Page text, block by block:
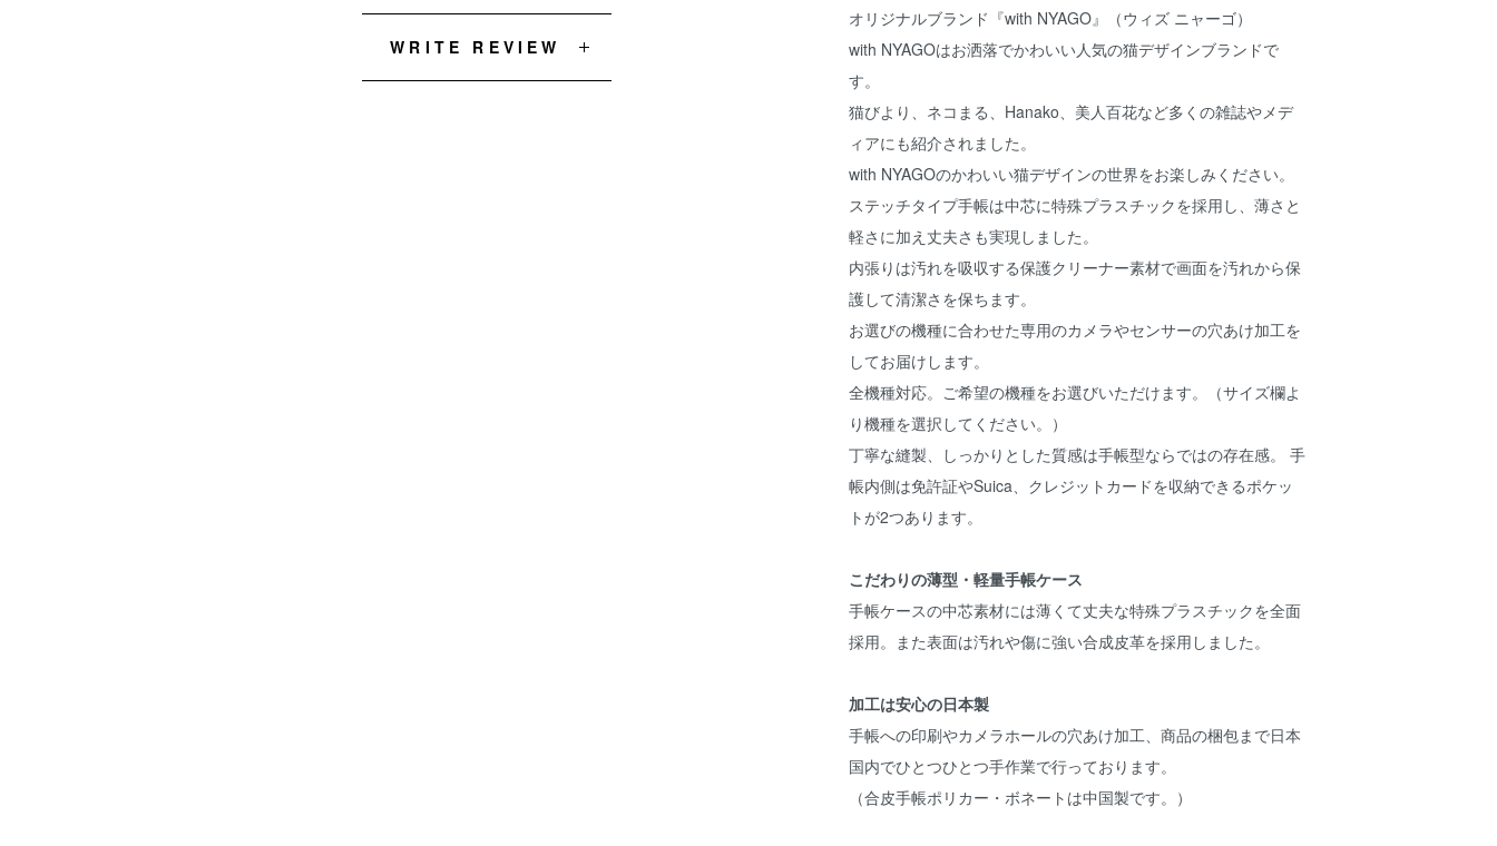
オリジナルブランド『with NYAGO』（ウィズ ニャーゴ）
with NYAGOはお洒落でかわいい人気の猫デザインブランドで
す。
猫びより、ネコまる、Hanako、美人百花など多くの雑誌やメデ
ィアにも紹介されました。
with NYAGOのかわいい猫デザインの世界をお楽しみください。
ステッチタイプ手帳は中芯に特殊プラスチックを採用し、薄さと
軽さに加え丈夫さも実現しました。
内張りは汚れを吸収する保護クリーナー素材で画面を汚れから保
護して清潔さを保ちます。
お選びの機種に合わせた専用のカメラやセンサーの穴あけ加工を
してお届けします。
全機種対応。ご希望の機種をお選びいただけます。（サイズ欄よ
り機種を選択してください。）
丁寧な縫製、しっかりとした質感は手帳型ならではの存在感。 手
帳内側は免許証やSuica、クレジットカードを収納できるポケッ
トが2つあります。
こだわりの薄型・軽量手帳ケース
手帳ケースの中芯素材には薄くて丈夫な特殊プラスチックを全面
採用。また表面は汚れや傷に強い合成皮革を採用しました。
加工は安心の日本製
手帳への印刷やカメラホールの穴あけ加工、商品の梱包まで日本
国内でひとつひとつ手作業で行っております。
（合皮手帳ポリカー・ボネートは中国製です。）
WRITE REVIEW